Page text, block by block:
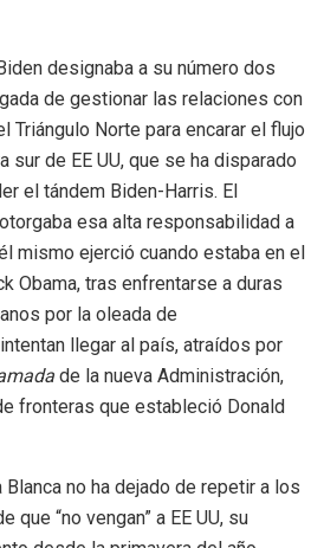
designaba a su número dos
de gestionar las relaciones con
Triángulo Norte para encarar el flujo
sur de EE UU, que se ha disparado
el tándem Biden-Harris. El
esa alta responsabilidad a
mismo ejerció cuando estaba en el
Obama, tras enfrentarse a duras
por la oleada de
llegar al país, atraídos por
de la nueva Administración,
fronteras que estableció Donald
no ha dejado de repetir a los
que “no vengan” a EE UU, su